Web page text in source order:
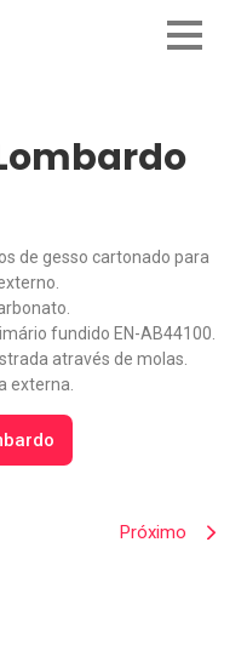
de gesso cartonado para
fundido EN-AB44100.
através de molas.
externa.
Próximo